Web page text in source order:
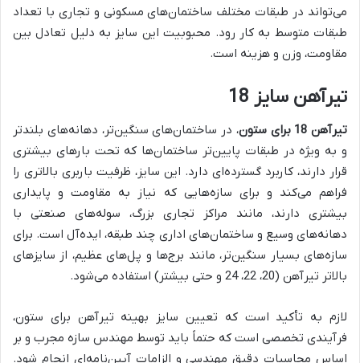
می‌تواند در طبقات مختلف ساختمان‌های مسکونی و تجاری با تعداد
طبقات متوسط به کار رود. محبوبیت این سایز به دلیل تعادل بین
مقاومت، وزن و هزینه است.
تیرآهن سایز 18
تیرآهن 18 برای ستون
، در ساختمان‌های سنگین‌تر، دهانه‌های بلندتر
و به ویژه در طبقات پایین‌تر ساختمان‌ها که تحت بارهای بیشتری
قرار دارند، کاربرد گسترده‌ای دارد. این سایز، ظرفیت باربری بالاتری را
فراهم می‌کند و برای سازه‌هایی که نیاز به مقاومت و پایداری
بیشتری دارند، مانند مراکز تجاری بزرگ، سوله‌های صنعتی با
دهانه‌های وسیع و ساختمان‌های اداری چند طبقه، ایده‌آل است. برای
سازه‌های بسیار سنگین‌تر، مانند برج‌ها و پل‌های عظیم، از سایزهای
بالاتر تیرآهن (20، 22، 24 و حتی بیشتر) استفاده می‌شود.
لازم به تأکید است که تعیین سایز بهینه تیرآهن برای ستون،
فرآیندی تخصصی است که حتماً باید توسط مهندس سازه مجرب و بر
اساس محاسبات دقیق مهندسی و الزامات آیین‌نامه‌ای انجام شود.